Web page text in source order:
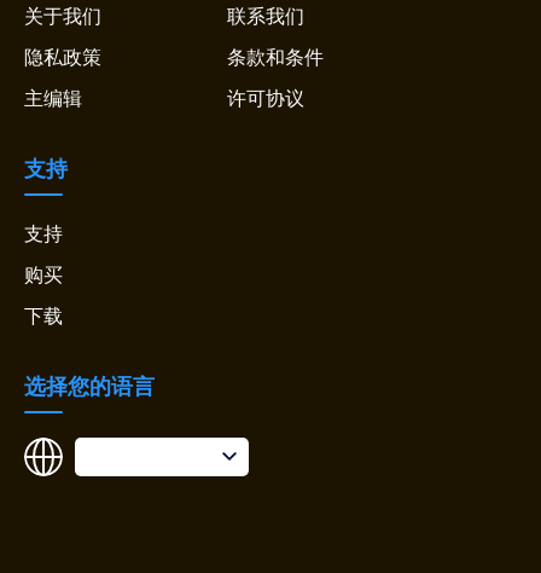
关于我们
联系我们
隐私政策
条款和条件
主编辑
许可协议
支持
支持
购买
下载
选择您的语言